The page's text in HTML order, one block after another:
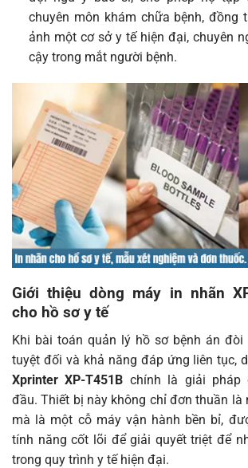
chuyên môn khám chữa bệnh, đồng
ảnh một cơ sở y tế hiện đại, chuyên
cậy trong mắt người bệnh.
Giới thiệu dòng máy in nhãn
cho hồ sơ y tế
Khi bài toán quản lý hồ sơ bệnh án
tuyệt đối và khả năng đáp ứng liên tục,
Xprinter XP-T451B chính là giải pháp
đầu. Thiết bị này không chỉ đơn thuần là
mà là một cỗ máy vận hành bền bỉ,
tính năng cốt lõi để giải quyết triệt để
trong quy trình y tế hiện đại.